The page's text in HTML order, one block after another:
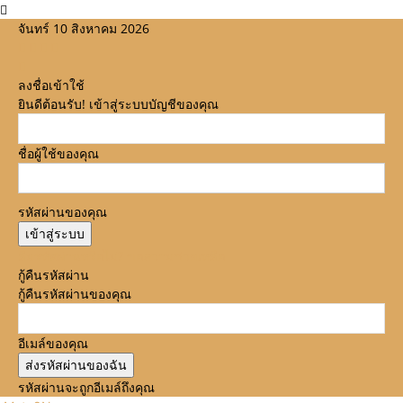
จันทร์ 10 สิงหาคม 2026
ลงชื่อเข้าใช้
ยินดีต้อนรับ! เข้าสู่ระบบบัญชีของคุณ
ชื่อผู้ใช้ของคุณ
รหัสผ่านของคุณ
กู้คืนรหัสผ่าน
กู้คืนรหัสผ่านของคุณ
อีเมล์ของคุณ
รหัสผ่านจะถูกอีเมล์ถึงคุณ